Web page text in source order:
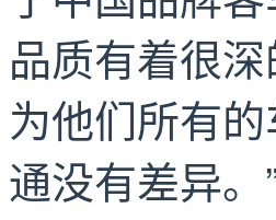
品质有着很
为他们所有
通没有差异